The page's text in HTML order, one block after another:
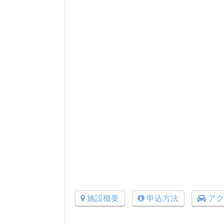
施設概要 申込方法 ア